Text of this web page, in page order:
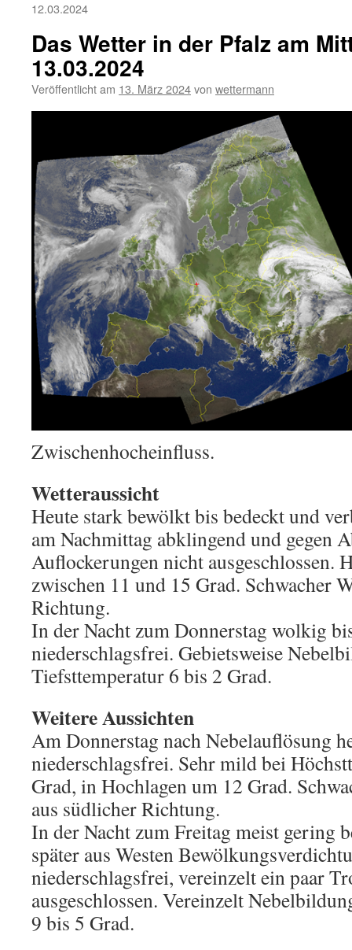
12.03.2024
Das Wetter in der Pfalz am
13.03.2024
Veröffentlicht am 13. März 2024von wettermann
Zwischenhocheinfluss.
Wetteraussicht
Heute stark bewölkt bis bedeckt und
am Nachmittag abklingend und gegen
Auflockerungen nicht ausgeschlossen.
zwischen 11 und 15 Grad. Schwacher
Richtung.
In der Nacht zum Donnerstag wolkig
niederschlagsfrei. Gebietsweise
Tiefsttemperatur 6 bis 2 Grad.
Weitere Aussichten
Am Donnerstag nach Nebelauflösung
niederschlagsfrei. Sehr mild bei
Grad, in Hochlagen um 12 Grad.
aus südlicher Richtung.
In der Nacht zum Freitag meist gering
später aus Westen
niederschlagsfrei, vereinzelt ein paar
ausgeschlossen. Vereinzelt
9 bis 5 Grad.